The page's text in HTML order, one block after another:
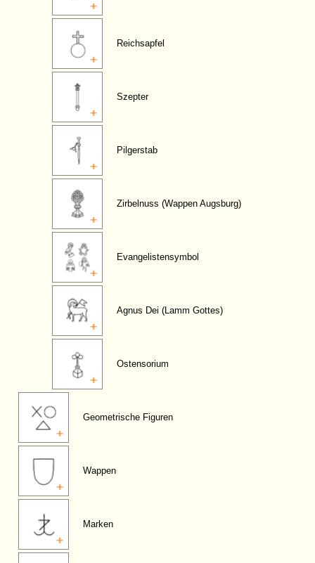
Reichsapfel
Szepter
Pilgerstab
Zirbelnuss (Wappen Augsburg)
Evangelistensymbol
Agnus Dei (Lamm Gottes)
Ostensorium
Geometrische Figuren
Wappen
Marken